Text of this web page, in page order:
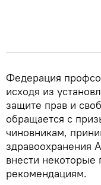
Федерация
исходя из
защите прав и
обращается с
чиновникам,
здравоохранения
внести некоторые
рекомендациям.